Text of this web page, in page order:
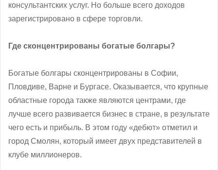
консультантских услуг. Но больше всего доходов
зарегистрировано в сфере торговли.
Где сконцентрированы богатые болгары?
Богатые болгары сконцентрированы в Софии,
Пловдиве, Варне и Бургасе. Оказывается, что крупные
областные города также являются центрами, где
лучше всего развивается бизнес в стране, в результате
чего есть и прибыль. В этом году «дебют» отметил и
город Смолян, который имеет двух представителей в
клубе миллионеров.